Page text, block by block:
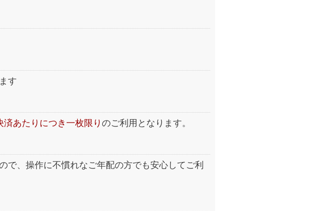
す
済あたりにつき一枚限りのご利用となります。
で、操作に不慣れなご年配の方でも安心してご利